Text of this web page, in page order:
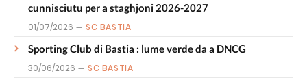
cunnisciutu per a staghjoni 2026-2027
01/07/2026 SC BASTIA
Sporting Club di Bastia : lume verde da a DNCG
30/06/2026 SC BASTIA